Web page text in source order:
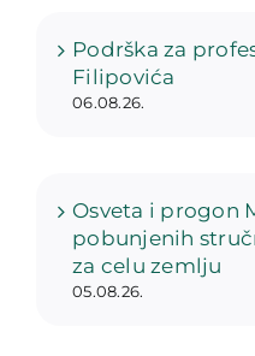
Podrška za
Filipovića
06.08.26.
Osveta i progon
pobunjenih
za celu zemlju
05.08.26.